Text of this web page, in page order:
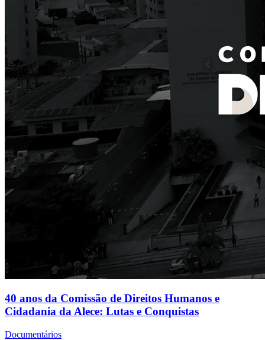
40 anos da Comissão de Direitos Humanos e
Cidadania da Alece: Lutas e Conquistas
Documentários